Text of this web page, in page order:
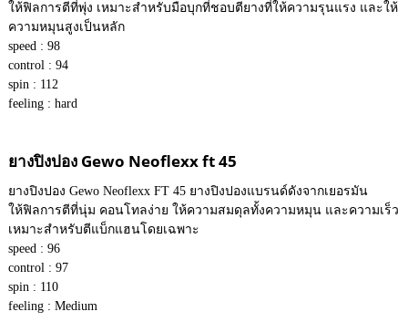
ให้ฟิลการตีที่พุ่ง เหมาะสำหรับมือบุกที่ชอบตียางที่ให้ความรุนแรง และให้
ความหมุนสูงเป็นหลัก
speed : 98
control : 94
spin : 112
feeling : hard
ยางปิงปอง Gewo Neoflexx ft 45
ยางปิงปอง Gewo Neoflexx FT 45 ยางปิงปองแบรนด์ดังจากเยอรมัน
ให้ฟิลการตีที่นุ่ม คอนโทลง่าย ให้ความสมดุลทั้งความหมุน และความเร็ว
เหมาะสำหรับตีแบ็กแฮนโดยเฉพาะ
speed : 96
control : 97
spin : 110
feeling : Medium